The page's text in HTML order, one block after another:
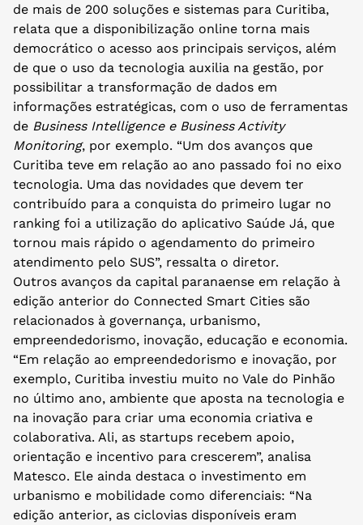
de mais de 200 soluções e sistemas para Curitiba,
relata que a disponibilização online torna mais
democrático o acesso aos principais serviços, além
de que o uso da tecnologia auxilia na gestão, por
possibilitar a transformação de dados em
informações estratégicas, com o uso de ferramentas
de Business Intelligence e Business Activity
Monitoring, por exemplo. “Um dos avanços que
Curitiba teve em relação ao ano passado foi no eixo
tecnologia. Uma das novidades que devem ter
contribuído para a conquista do primeiro lugar no
ranking foi a utilização do aplicativo Saúde Já, que
tornou mais rápido o agendamento do primeiro
atendimento pelo SUS”, ressalta o diretor.
Outros avanços da capital paranaense em relação à
edição anterior do Connected Smart Cities são
relacionados à governança, urbanismo,
empreendedorismo, inovação, educação e economia.
“Em relação ao empreendedorismo e inovação, por
exemplo, Curitiba investiu muito no Vale do Pinhão
no último ano, ambiente que aposta na tecnologia e
na inovação para criar uma economia criativa e
colaborativa. Ali, as startups recebem apoio,
orientação e incentivo para crescerem”, analisa
Matesco. Ele ainda destaca o investimento em
urbanismo e mobilidade como diferenciais: “Na
edição anterior, as ciclovias disponíveis eram